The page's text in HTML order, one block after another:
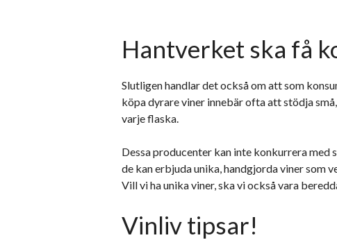
Hantverket ska få
Slutligen handlar det också om att som
köpa dyrare viner innebär ofta att stödja
varje flaska.
Dessa producenter kan inte konkurrera
de kan erbjuda unika, handgjorda viner som
Vill vi ha unika viner, ska vi också vara
Vinliv tipsar!